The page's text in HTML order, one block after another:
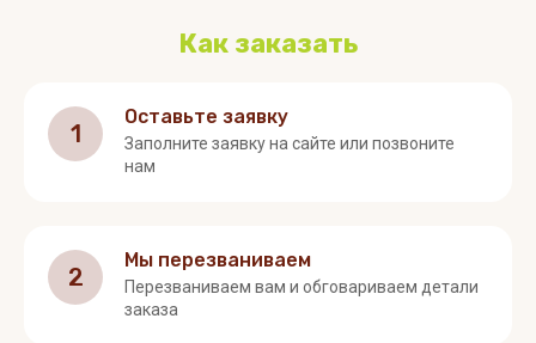
Как заказать
1
Оставьте заявку
Заполните заявку на сайте или позвоните
нам
2
Мы перезваниваем
Перезваниваем вам и обговариваем детали
заказа